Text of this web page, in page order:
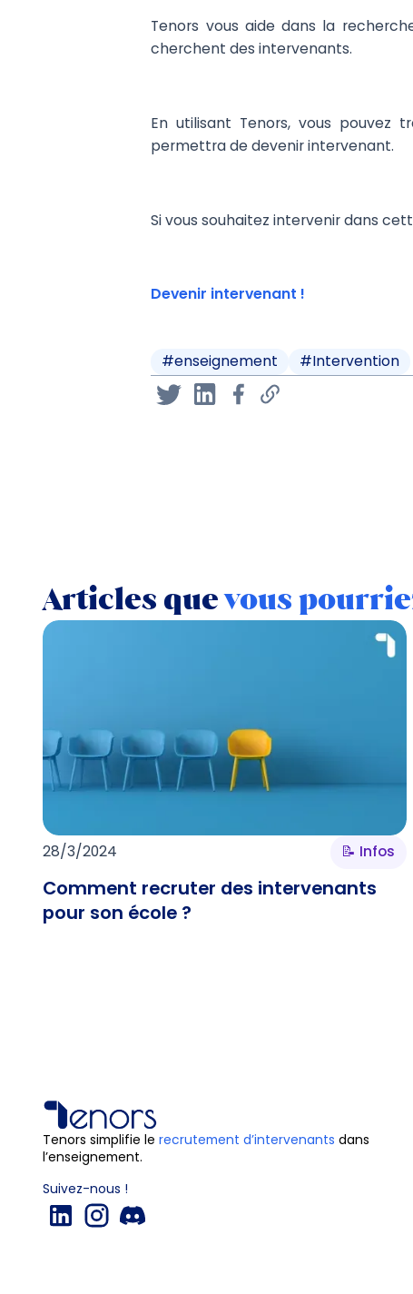
Tenors vous aide dans la
cherchent des intervenants.
En utilisant Tenors, vous pouvez
permettra de devenir intervenant.
Si vous souhaitez intervenir dans
Devenir intervenant !
#enseignement #Intervention
Articles quevous
28/3/2024 📝 Infos
Comment recruter des intervenants
pour son école ?
Tenors simplifie lerecrutement d’intervenants dans
l’enseignement.
Suivez-nous !